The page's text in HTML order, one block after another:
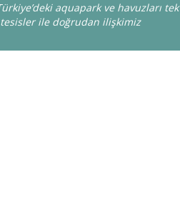
aquapark ve havuzları tek
ile doğrudan ilişkimiz